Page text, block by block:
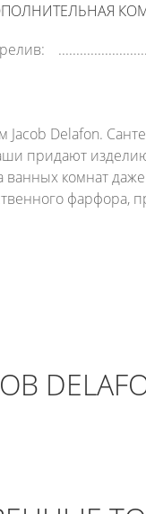
Delafon.
придают
комнат
фарфора,